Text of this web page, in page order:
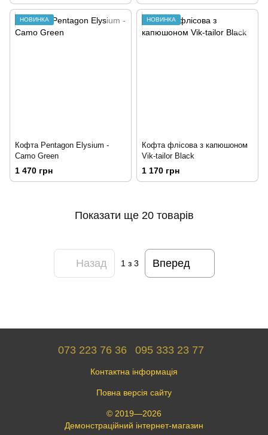
НОВИНКА
Кофта Pentagon Elysium -
Camo Green
1 470 грн
НОВИНКА
Кофта флісова з капюшоном
Vik-tailor Black
1 170 грн
Показати ще 20 товарів
Назад 1з 3 Вперед
073 223 76 36 095 333 23 77
Контактна інформація
Повна версія сайту
© 2019—2026
Демонстраційний інтернет-магазин